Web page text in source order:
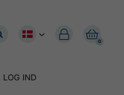

0
LOG IND